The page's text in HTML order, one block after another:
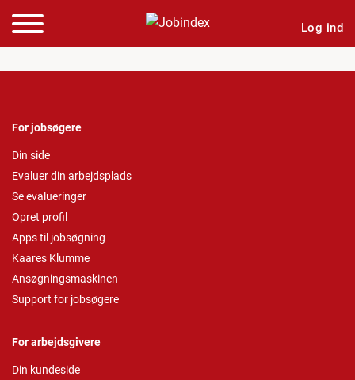
Log ind
For jobsøgere
Din side
Evaluer din arbejdsplads
Se evalueringer
Opret profil
Apps til jobsøgning
Kaares Klumme
Ansøgningsmaskinen
Support for jobsøgere
For arbejdsgivere
Din kundeside